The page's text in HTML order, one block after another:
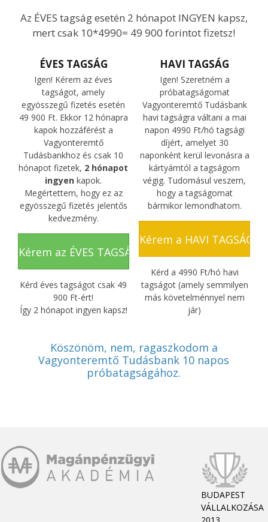
Az ÉVES tagság esetén 2 hónapot INGYEN kapsz,
mert csak 10*4990= 49 900 forintot fizetsz!
ÉVES TAGSÁG
Igen! Kérem az éves
tagságot, amely
egyösszegű fizetés esetén
49 900 Ft. Ekkor 12 hónapra
kapok hozzáférést a
Vagyonteremtő
Tudásbankhoz és csak 10
hónapot fizetek, 2 hónapot
ingyen kapok.
Megértettem, hogy ez az
egyösszegű fizetés jelentős
kedvezmény.
Kérd éves tagságot csak 49
900 Ft-ért!
Így 2 hónapot ingyen kapsz!
HAVI TAGSÁG
Igen! Szeretném a
próbatagságomat
Vagyonteremtő Tudásbank
havi tagságra váltani a mai
napon 4990 Ft/hó tagsági
díjért, amelyet 30
naponként kerül levonásra a
kártyámtól a tagságom
végig. Tudomásul veszem,
hogy a tagságomat
bármikor lemondhatom.
Kérd a 4990 Ft/hó havi
tagságot (amely semmilyen
más követelménnyel nem
jár)
Köszönöm, nem, ragaszkodom a
Vagyonteremtő Tudásbank 10 napos
próbatagságához.
BUDAPEST
VÁLLALKOZÁSA